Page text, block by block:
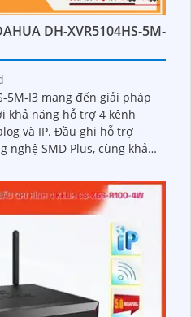
DH-XVR5104HS-5M-
5M-I3 mang đến giải pháp
khả năng hỗ trợ 4 kênh
ghi hỗ trợ
nghệ SMD Plus, cùng khả